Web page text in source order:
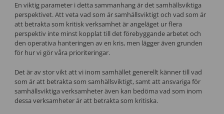
En viktig parameter i detta sammanhang är det samhällsviktiga
perspektivet. Att veta vad som är samhällsviktigt och vad som är
att betrakta som kritisk verksamhet är angeläget ur flera
perspektiv inte minst kopplat till det förebyggande arbetet och
den operativa hanteringen av en kris, men lägger även grunden
för hur vi gör våra prioriteringar.
Det är av stor vikt att vi inom samhället generellt känner till vad
som är att betrakta som samhällsviktigt, samt att ansvariga för
samhällsviktiga verksamheter även kan bedöma vad som inom
dessa verksamheter är att betrakta som kritiska.